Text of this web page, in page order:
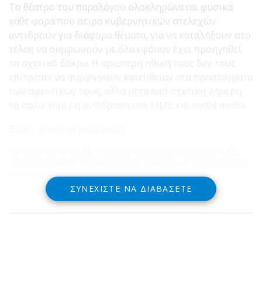
Το θέατρο του παραλόγου ολοκληρώνεται φυσικά
κάθε φορά που σειρά κυβερνητικών στελεχών
αντιδρούν για διάφορα θέματα, για να καταλήξουν στο
τέλος να συμφωνούν με όλα εφόσον έχει προηγηθεί
ΣΥΝΕΧΊΣΤΕ ΝΑ ΔΙΑΒΆΣΕΤΕ